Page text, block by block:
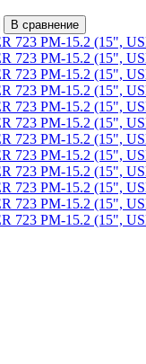
В сравнение